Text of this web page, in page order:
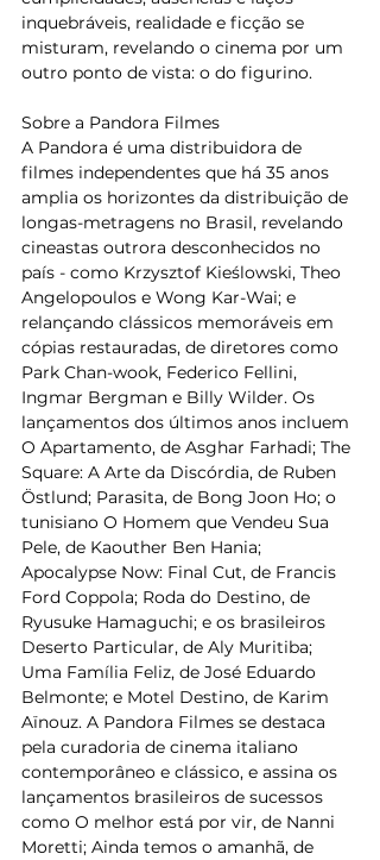
inquebráveis, realidade e ficção se
misturam, revelando o cinema por um
outro ponto de vista: o do figurino.
Sobre a Pandora Filmes
A Pandora é uma distribuidora de
filmes independentes que há 35 anos
amplia os horizontes da distribuição de
longas-metragens no Brasil, revelando
cineastas outrora desconhecidos no
país - como Krzysztof Kieślowski, Theo
Angelopoulos e Wong Kar-Wai; e
relançando clássicos memoráveis em
cópias restauradas, de diretores como
Park Chan-wook, Federico Fellini,
Ingmar Bergman e Billy Wilder. Os
lançamentos dos últimos anos incluem
O Apartamento, de Asghar Farhadi; The
Square: A Arte da Discórdia, de Ruben
Östlund; Parasita, de Bong Joon Ho; o
tunisiano O Homem que Vendeu Sua
Pele, de Kaouther Ben Hania;
Apocalypse Now: Final Cut, de Francis
Ford Coppola; Roda do Destino, de
Ryusuke Hamaguchi; e os brasileiros
Deserto Particular, de Aly Muritiba;
Uma Família Feliz, de José Eduardo
Belmonte; e Motel Destino, de Karim
Aïnouz. A Pandora Filmes se destaca
pela curadoria de cinema italiano
contemporâneo e clássico, e assina os
lançamentos brasileiros de sucessos
como O melhor está por vir, de Nanni
Moretti; Ainda temos o amanhã, de